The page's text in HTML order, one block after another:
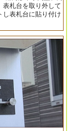
表札台を取り外して
し表札台に貼り付け